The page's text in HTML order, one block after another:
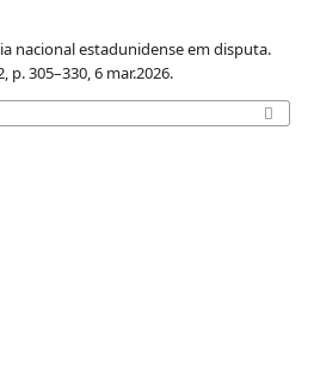
nacional estadunidense em disputa.
p. 305–330, 6 mar.2026.